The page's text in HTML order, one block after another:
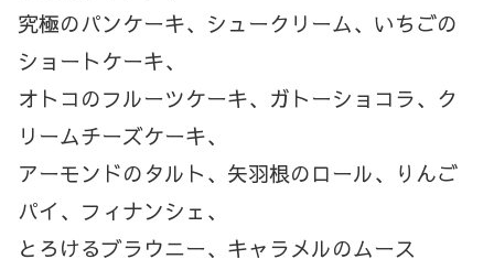
究極のパンケーキ、シュークリーム、いちごの
ショートケーキ、
オトコのフルーツケーキ、ガトーショコラ、ク
リームチーズケーキ、
アーモンドのタルト、矢羽根のロール、りんご
パイ、フィナンシェ、
とろけるブラウニー、キャラメルのムース